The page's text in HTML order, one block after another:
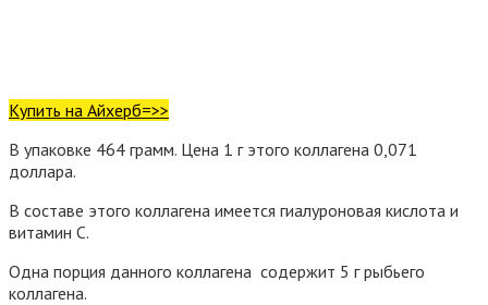
Купить на Айхерб=>>
В упаковке 464 грамм. Цена 1 г этого коллагена 0,071
доллара.
В составе этого коллагена имеется гиалуроновая кислота и
витамин С.
Одна порция данного коллагена содержит 5 г рыбьего
коллагена.